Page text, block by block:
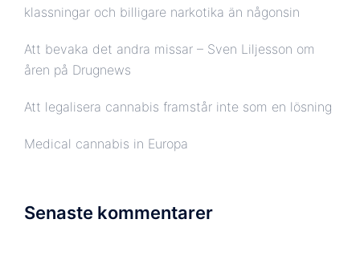
klassningar och billigare narkotika än någonsin
Att bevaka det andra missar – Sven Liljesson om
åren på Drugnews
Att legalisera cannabis framstår inte som en lösning
Medical cannabis in Europa
Senaste kommentarer